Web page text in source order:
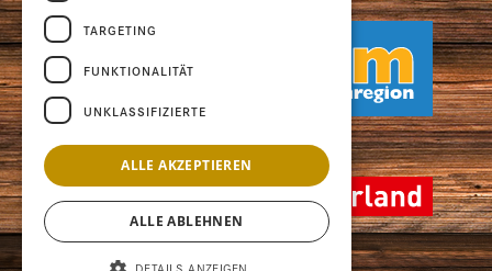



© 2026 Alp Bischof Tourismus AG
TARGETING
FUNKTIONALITÄT
UNKLASSIFIZIERTE
ALLE AKZEPTIEREN
ALLE ABLEHNEN